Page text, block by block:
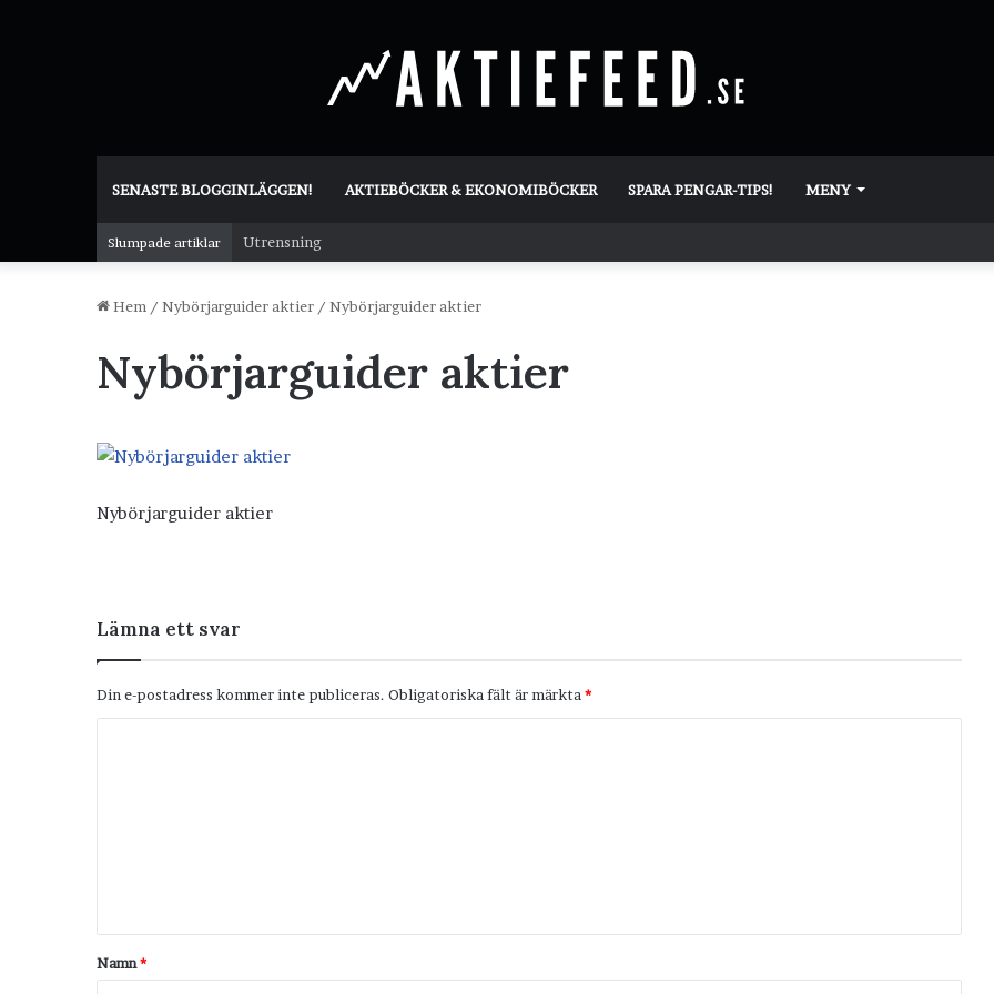
SENASTE BLOGGINLÄGGEN! AKTIEBÖCKER & EKONOMIBÖCKER SPARA PENGAR-TIPS! MENY
Slumpade artiklar Utrensning
Hem / Nybörjarguider aktier / Nybörjarguider aktier
Nybörjarguider aktier
Nybörjarguider aktier
Lämna ett svar
Din e-postadress kommer inte publiceras. Obligatoriska fält är märkta *
t
a
Namn*